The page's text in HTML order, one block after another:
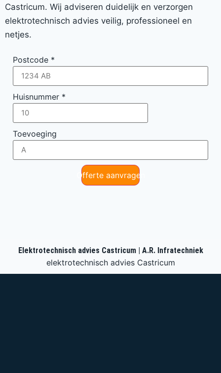
Castricum. Wij adviseren duidelijk en verzorgen
elektrotechnisch advies veilig, professioneel en
netjes.
Postcode *
Huisnummer *
Toevoeging
Offerte aanvragen
Elektrotechnisch advies Castricum | A.R. Infratechniek
elektrotechnisch advies Castricum